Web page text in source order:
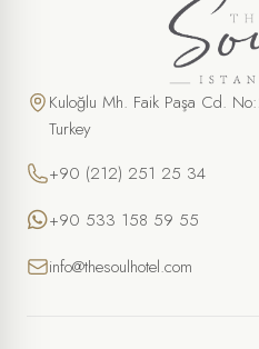
Kuloğlu Mh. Faik Paşa Cd.
Turkey
+90 (212) 251 25 34
+90 533 158 59 55
info@thesoulhotel.com